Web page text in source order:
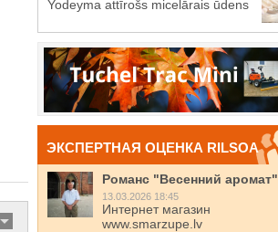
Yodeyma attīrošs micelārais ūdens
ЭКСПЕРТНАЯ ОЦЕНКА RILSOA
Романс "Весенний аромат"
13.03.2026 18:45
Интернет магазин
www.smarzupe.lv